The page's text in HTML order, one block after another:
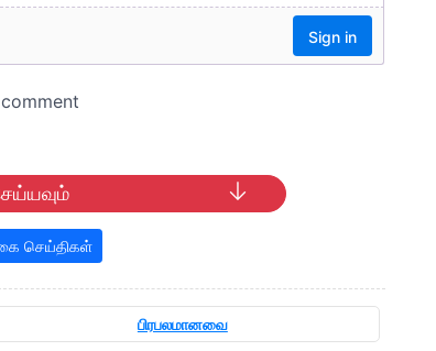
செய்திகள்
பிரபலமானவை